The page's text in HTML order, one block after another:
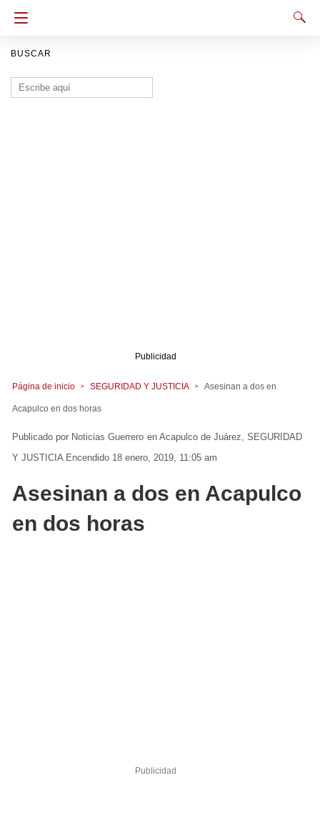
BUSCAR
Buscar:
Publicidad
Página de inicio SEGURIDAD Y JUSTICIA Asesinan a dos en
Acapulco en dos horas
Noticias Guerrero en Acapulco de Juárez SEGURIDAD
Y JUSTICIA Encendido 18 enero, 2019, 11:05 am
Asesinan a dos en Acapulco
en dos horas
Publicidad